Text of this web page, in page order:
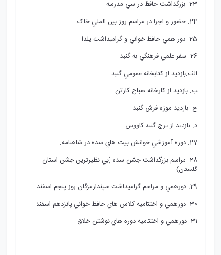
23. بزرگداشت حافظ در سي مدرسه.
24. حضور و اجرا در مراسم روز بين الملي خاک
25. دور همي حافظ خواني و گراميداشت يلدا
26. سفر علمي فرهنگي به گنبد
الف.بازديد از کتابخانه عمومي گنبد
ب. بازديد از کارخانه صباح کارتن
ج. بازديد موزه فرش گنبد
د. بازديد از برج گنبد کاووس
27. دوره آموزشي خوانش بيت هاي سده در شاهنامه.
28. مراسم بزرگداشت جشن سده (بي نظيرترين جشن استان
گلستان)
29. دورهمي و مراسم گراميداشت سپندارمزگان روز پنجم اسفند
30. دورهمي و اختتاميه کلاس هاي حافظ خواني پانزدهم اسفند
31. دورهمي و اختتاميه دوره هاي نوشتن خلاق